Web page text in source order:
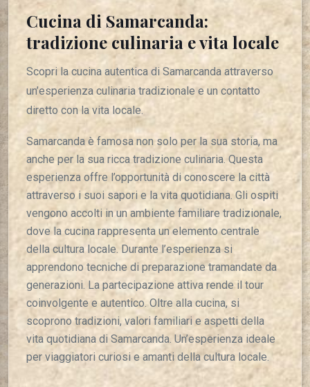
Cucina di Samarcanda:
tradizione culinaria e vita locale
Scopri la cucina autentica di Samarcanda attraverso
un’esperienza culinaria tradizionale e un contatto
diretto con la vita locale.
Samarcanda è famosa non solo per la sua storia, ma
anche per la sua ricca tradizione culinaria. Questa
esperienza offre l’opportunità di conoscere la città
attraverso i suoi sapori e la vita quotidiana. Gli ospiti
vengono accolti in un ambiente familiare tradizionale,
dove la cucina rappresenta un elemento centrale
della cultura locale. Durante l’esperienza si
apprendono tecniche di preparazione tramandate da
generazioni. La partecipazione attiva rende il tour
coinvolgente e autentico. Oltre alla cucina, si
scoprono tradizioni, valori familiari e aspetti della
vita quotidiana di Samarcanda. Un’esperienza ideale
per viaggiatori curiosi e amanti della cultura locale.